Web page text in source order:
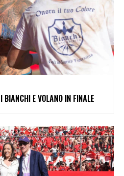
BIANCHI E VOLANO IN FINALE